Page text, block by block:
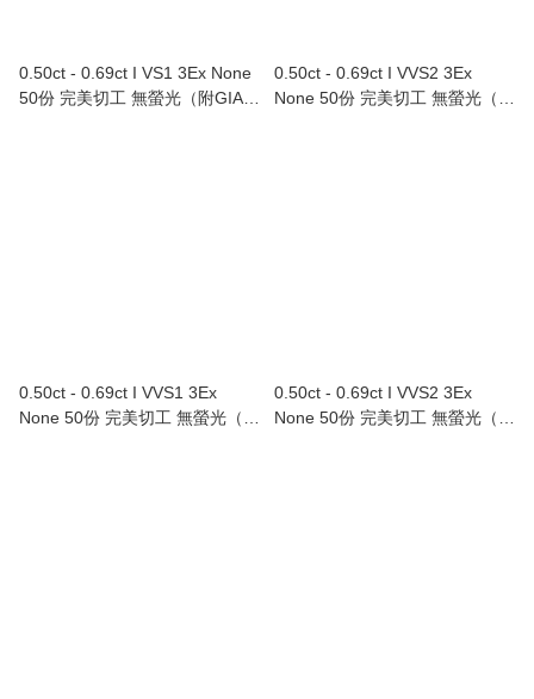
0.50ct - 0.69ct I VS1 3Ex None
50份 完美切工 無螢光（附GIA證
0.50ct - 0.69ct I VVS2 3Ex
None 50份 完美切工 無螢光（附
0.50ct - 0.69ct I VVS1 3Ex
None 50份 完美切工 無螢光（附
0.50ct - 0.69ct I VVS2 3Ex
None 50份 完美切工 無螢光（附